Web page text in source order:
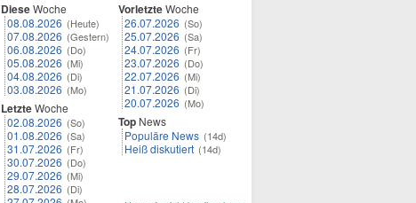
DieseWoche
08.08.2026 (Heute)
07.08.2026 (Gestern)
06.08.2026 (Do)
05.08.2026 (Mi)
04.08.2026 (Di)
03.08.2026 (Mo)
LetzteWoche
02.08.2026 (So)
01.08.2026 (Sa)
31.07.2026 (Fr)
30.07.2026 (Do)
29.07.2026 (Mi)
28.07.2026 (Di)
VorletzteWoche
26.07.2026 (So)
25.07.2026 (Sa)
24.07.2026 (Fr)
23.07.2026 (Do)
22.07.2026 (Mi)
21.07.2026 (Di)
20.07.2026 (Mo)
Top News
Populäre News (14d)
Heiß diskutiert (14d)